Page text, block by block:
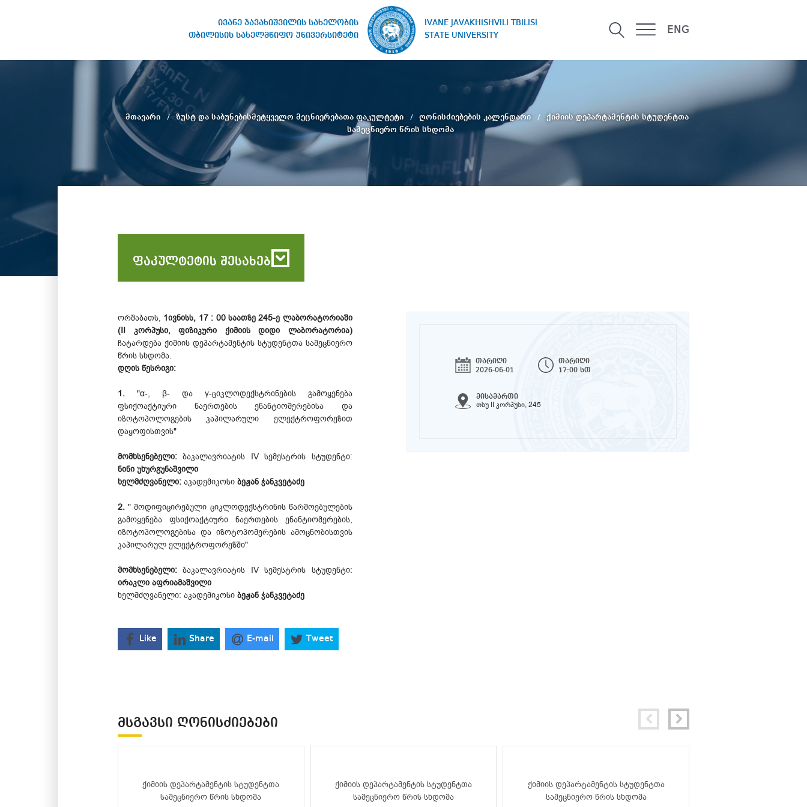
ივანე ჯავახიშვილის სახელობის
თბილისის სახელმწიფო უნივერსიტეტი
IVANE JAVAKHISHVILI TBILISI
STATE UNIVERSITY
ENG
სახელობის თბილისის
სახელმწიფო უნივერსიტეტი
მთავარი ზუსტ და საბუნებისმეტყველო მეცნიერებათა ფაკულტეტი ღონისძიებების კალენდარი
ქიმიის დეპარტამენტის სტუდენტთა
სამეცნიერო წრის სხდომა
ფაკულტეტის შესახებ
თარიღი
2026-06-01
თარიღი
17:00 სთ
მისამართი
თსუ II კორპუსი, 245
ორშაბათს, 1ივნისს, 17 : 00 საათზე 245-ე ლაბორატორიაში
(II კორპუსი, ფიზიკური ქიმიის დიდი ლაბორატორია)
ჩატარდება ქიმიის დეპარტამენტის სტუდენტთა სამეცნიერო
წრის სხდომა.
დღის წესრიგი:
1. "α-, β- და γ-ციკლოდექსტრინების გამოყენება
ფსიქოაქტიური ნაერთების ენანტიომერებისა და
იზოტოპოლოგების კაპილარული ელექტროფორეზით
დაყოფისთვის"
მომხსენებელი:ბაკალავრიატის IV სემესტრის სტუდენტი:
ნინი უხურგუნაშვილი
ხელმძღვანელი: აკადემიკოსი ბეჟან ჭანკვეტაძე
2. " მოდიფიცირებული ციკლოდექსტრინის წარმოებულების
გამოყენება ფსიქოაქტიური ნაერთების ენანტიომერების,
იზოტოპოლოგებისა და იზოტოპომერების ამოცნობისთვის
კაპილარულ ელექტროფორეზში"
მომხსენებელი:ბაკალავრიატის IV სემესტრის სტუდენტი:
ირაკლი აფრიამაშვილი
ხელმძღვანელი: აკადემიკოსი ბეჟან ჭანკვეტაძე
Like Share E-mail Tweet
ᲛᲡᲒᲐᲕᲡᲘ ᲦᲝᲜᲘᲡᲫᲘᲔᲑᲔᲑᲘ
ქიმიის დეპარტამენტის სტუდენტთა
სამეცნიერო წრის სხდომა
ქიმიის დეპარტამენტის სტუდენტთა
სამეცნიერო წრის სხდომა
ქიმიის დეპარტამენტის სტუდენტთა
სამეცნიერო წრის სხდომა